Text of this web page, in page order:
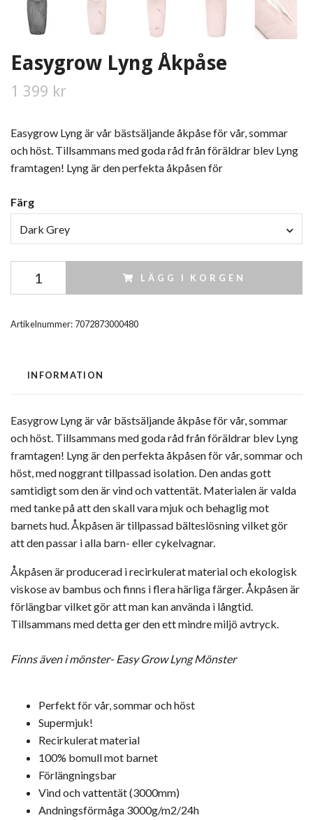
Easygrow Lyng Åkpåse
1 399 kr
Easygrow Lyng är vår bästsäljande åkpåse för vår, sommar
och höst. Tillsammans med goda råd från föräldrar blev Lyng
framtagen! Lyng är den perfekta åkpåsen för
Färg
Dark Grey
LÄGG I KORGEN
Artikelnummer: 7072873000480
INFORMATION
Easygrow Lyng är vår bästsäljande åkpåse för vår, sommar
och höst. Tillsammans med goda råd från föräldrar blev Lyng
framtagen! Lyng är den perfekta åkpåsen för vår, sommar och
höst, med noggrant tillpassad isolation. Den andas gott
samtidigt som den är vind och vattentät. Materialen är valda
med tanke på att den skall vara mjuk och behaglig mot
barnets hud. Åkpåsen är tillpassad bälteslösning vilket gör
att den passar i alla barn- eller cykelvagnar.
Åkpåsen är producerad i recirkulerat material och ekologisk
viskose av bambus och finns i flera härliga färger. Åkpåsen är
förlängbar vilket gör att man kan använda i långtid.
Tillsammans med detta ger den ett mindre miljö avtryck.
Finns även i mönster- Easy Grow Lyng Mönster
Perfekt för vår, sommar och höst
Supermjuk!
Recirkulerat material
100% bomull mot barnet
Förlängningsbar
Vind och vattentät (3000mm)
Andningsförmåga 3000g/m2/24h